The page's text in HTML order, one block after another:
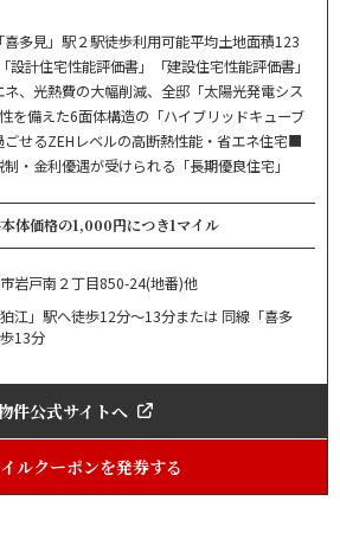
多見」駅２駅徒歩利用可能平均土地面積123
計住宅性能評価書」「建設住宅性能評価書」
、光熱費の大幅削減、全邸「太陽光発電シス
を備えた6面体構造の「ハイブリッドキューブ
せるZEHレベルの高断熱性能・省エネ住宅■
・金利優遇が受けられる「長期優良住宅」
体価格の1,000円につき1マイル
岩戸南２丁目850-24(地番)他
江」駅へ徒歩12分～13分または 同線「喜多
13分
件公式サイトへ
ルクーポンを発券する